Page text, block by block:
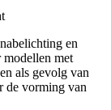
en
modellen met
als gevolg van
de vorming van